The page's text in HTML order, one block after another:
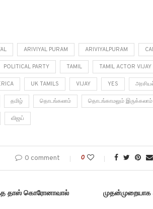
ARIVIYAL PURAM ARIVIYALPURAM
POLITICAL PARTY TAMIL TAMIL ACTOR VIJAY
UK TAMILS VIJAY YES
தமிழ் தொடங்கலாம் தொடங்காமலும் இருக்கலாம்
விஜய்
0 comment 0
தாஸ் கொரோனாவால்
முதன்முறையாக